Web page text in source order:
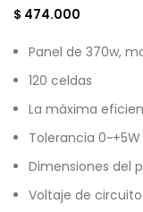
$ 474.000
Panel de 370w,
120 celdas
La máxima
Tolerancia 0~+5W
Dimensiones del
Voltaje de